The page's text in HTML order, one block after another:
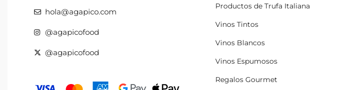
hola@agapico.com
@agapicofood
@agapicofood
Productos de Trufa Italiana
Vinos Tintos
Vinos Blancos
Vinos Espumosos
Regalos Gourmet